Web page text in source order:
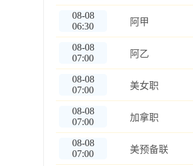
08-08
06:30
阿甲
08-08
07:00
阿乙
08-08
07:00
美女职
08-08
07:00
加拿职
08-08
07:00
美预备联